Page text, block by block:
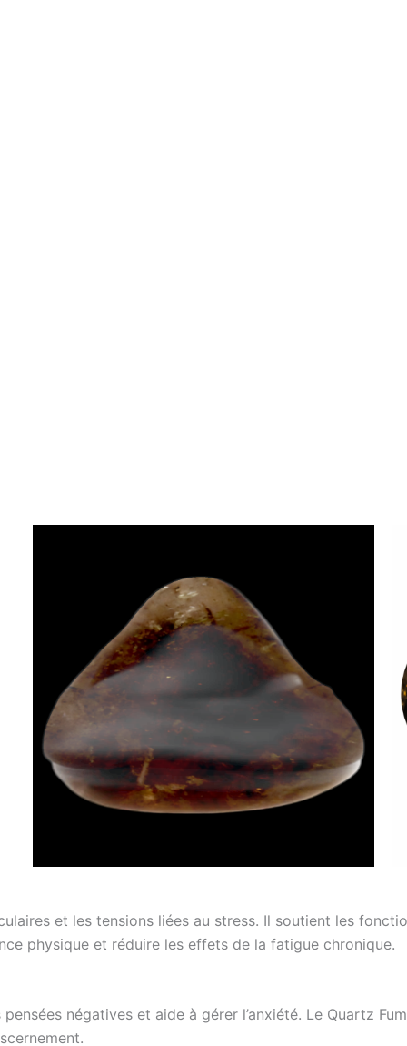
et les tensions liées au stress. Il soutient les
physique et réduire les effets de la fatigue chronique.
négatives et aide à gérer l’anxiété. Le Quartz